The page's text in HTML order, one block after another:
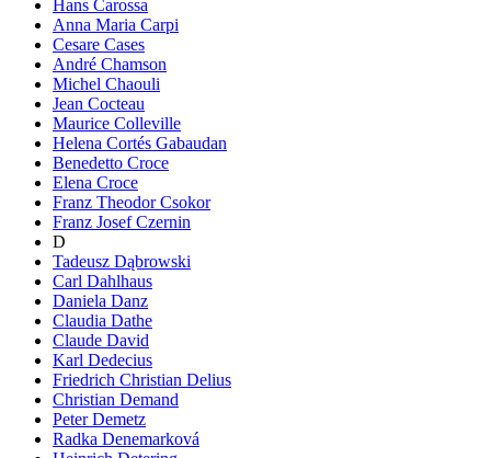
Hans Carossa
Anna Maria Carpi
Cesare Cases
André Chamson
Michel Chaouli
Jean Cocteau
Maurice Colleville
Helena Cortés Gabaudan
Benedetto Croce
Elena Croce
Franz Theodor Csokor
Franz Josef Czernin
D
Tadeusz Dąbrowski
Carl Dahlhaus
Daniela Danz
Claudia Dathe
Claude David
Karl Dedecius
Friedrich Christian Delius
Christian Demand
Peter Demetz
Radka Denemarková